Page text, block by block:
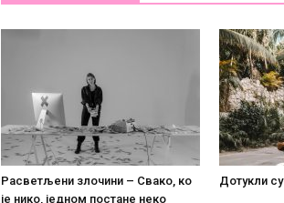
Расветљени злочини – Свако, ко
је нико, једном постане некo
Дотукли